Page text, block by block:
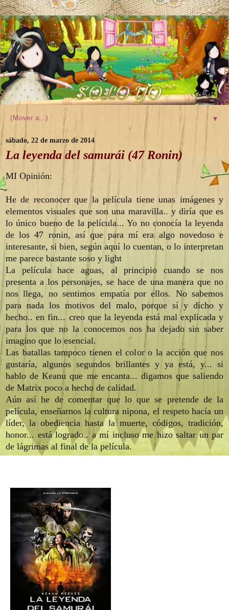
▼
sábado, 22 de marzo de 2014
La leyenda del samurái (47 Ronin)
MI Opinión:
He de reconocer que la película tiene unas imágenes y
elementos visuales que son una maravilla.. y diría que es
lo único bueno de la película... Yo no conocía la leyenda
de los 47 ronin, así que para mí era algo novedoso e
interesante, si bien, según aquí lo cuentan, o lo interpretan
me parece bastante soso y light
La película hace aguas, al principio cuando se nos
presenta a los personajes, se hace de una manera que no
nos llega, no sentimos empatía por ellos. No sabemos
para nada los motivos del malo, porque sí y dicho y
hecho.. en fin... creo que la leyenda está mal explicada y
para los que no la conocemos nos ha dejado sin saber
imagino que lo esencial.
Las batallas tampoco tienen el color o la acción que nos
gustaría, algunos segundos brillantes y ya está, y... si
hablo de Keanu que me encanta... digamos que saliendo
de Matrix poco a hecho de calidad.
Aún así he de comentar que lo que se pretende de la
película, enseñarnos la cultura nipona, el respeto hacía un
líder, la obediencia hasta la muerte, códigos, tradición,
honor... está logrado.. a mí incluso me hizo saltar un par
de lágrimas al final de la película.